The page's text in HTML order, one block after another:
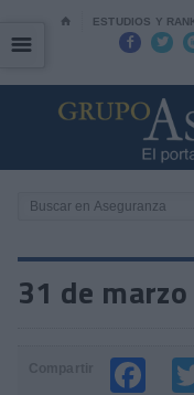
⌂ ESTUDIOS Y
 
☰
☰
31 de marzo